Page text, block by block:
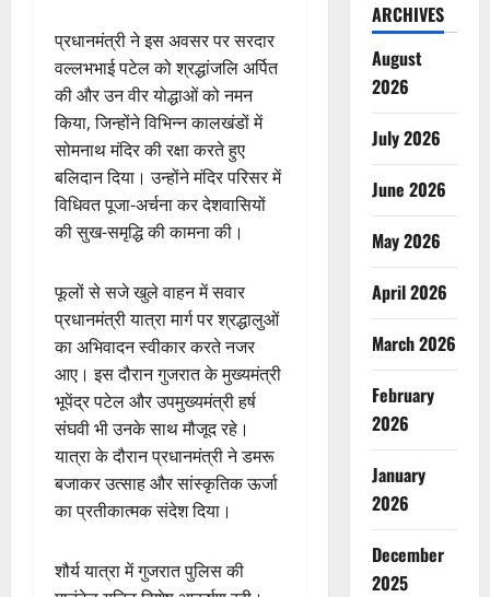
प्रधानमंत्री ने इस अवसर पर सरदार
वल्लभभाई पटेल को श्रद्धांजलि अर्पित
की और उन वीर योद्धाओं को नमन
किया, जिन्होंने विभिन्न कालखंडों में
सोमनाथ मंदिर की रक्षा करते हुए
बलिदान दिया। उन्होंने मंदिर परिसर में
विधिवत पूजा-अर्चना कर देशवासियों
की सुख-समृद्धि की कामना की।
फूलों से सजे खुले वाहन में सवार
प्रधानमंत्री यात्रा मार्ग पर श्रद्धालुओं
का अभिवादन स्वीकार करते नजर
आए। इस दौरान गुजरात के मुख्यमंत्री
भूपेंद्र पटेल और उपमुख्यमंत्री हर्ष
संघवी भी उनके साथ मौजूद रहे।
यात्रा के दौरान प्रधानमंत्री ने डमरू
बजाकर उत्साह और सांस्कृतिक ऊर्जा
का प्रतीकात्मक संदेश दिया।
शौर्य यात्रा में गुजरात पुलिस की
ARCHIVES
August
2026
July 2026
June 2026
May 2026
April 2026
March 2026
February
2026
January
2026
December
2025